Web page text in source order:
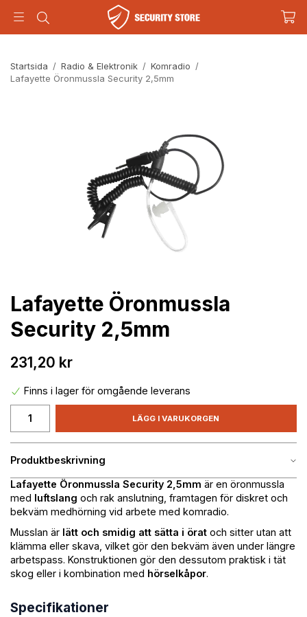
Startsida / Radio & Elektronik / Komradio /
Lafayette Öronmussla Security 2,5mm
Lafayette Öronmussla
Security 2,5mm
231,20 kr
Finns i lager för omgående leverans
LÄGG I VARUKORGEN
Produktbeskrivning
Lafayette Öronmussla Security 2,5mm är en öronmussla
med luftslang och rak anslutning, framtagen för diskret och
bekväm medhörning vid arbete med komradio.
Musslan är lätt och smidig att sätta i örat och sitter utan att
klämma eller skava, vilket gör den bekväm även under längre
arbetspass. Konstruktionen gör den dessutom praktisk i tät
skog eller i kombination med hörselkåpor.
Specifikationer